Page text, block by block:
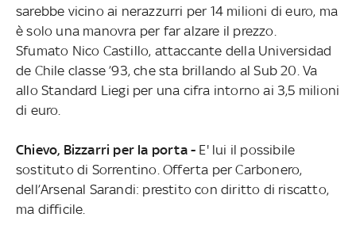
sarebbe vicino ai nerazzurri per 14 milioni di euro, ma
è solo una manovra per far alzare il prezzo.
Sfumato Nico Castillo, attaccante della Universidad
de Chile classe ’93, che sta brillando al Sub 20. Va
allo Standard Liegi per una cifra intorno ai 3,5 milioni
di euro.
Chievo, Bizzarri per la porta - E' lui il possibile
sostituto di Sorrentino. Offerta per Carbonero,
dell’Arsenal Sarandi: prestito con diritto di riscatto,
ma difficile.